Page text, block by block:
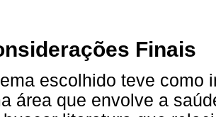
Finais
escolhido teve como
área que envolve a